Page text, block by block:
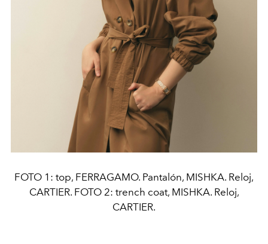
FOTO 1: top, FERRAGAMO. Pantalón, MISHKA. Reloj,
CARTIER. FOTO 2: trench coat, MISHKA. Reloj,
CARTIER.